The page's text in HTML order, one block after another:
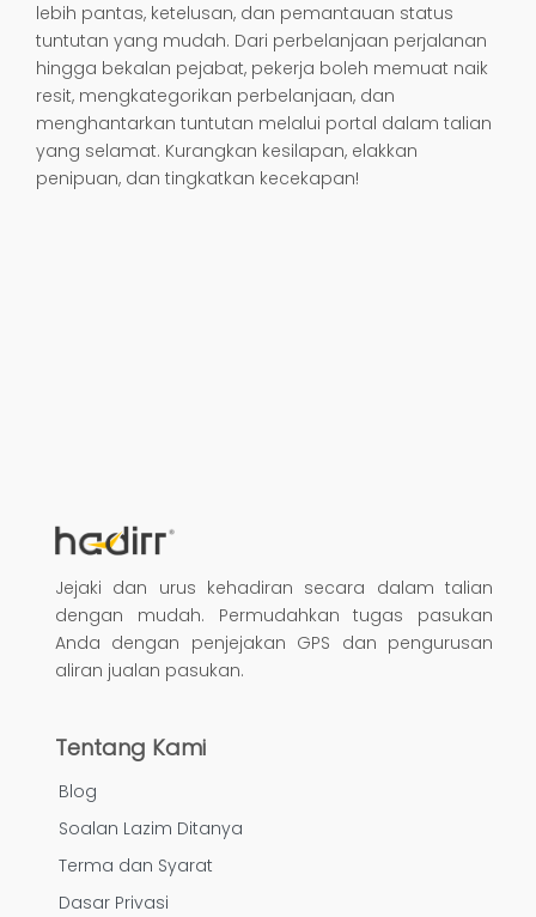
lebih pantas, ketelusan, dan pemantauan status
tuntutan yang mudah. Dari perbelanjaan perjalanan
hingga bekalan pejabat, pekerja boleh memuat naik
resit, mengkategorikan perbelanjaan, dan
menghantarkan tuntutan melalui portal dalam talian
yang selamat. Kurangkan kesilapan, elakkan
penipuan, dan tingkatkan kecekapan!
Jejaki dan urus kehadiran secara dalam talian
dengan mudah. Permudahkan tugas pasukan
Anda dengan penjejakan GPS dan pengurusan
aliran jualan pasukan.
Tentang Kami
Blog
Soalan Lazim Ditanya
Terma dan Syarat
Dasar Privasi